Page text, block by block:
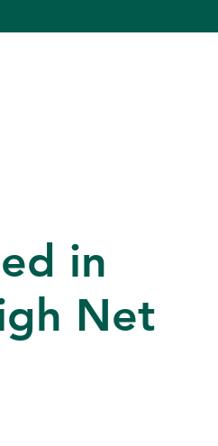
in
Net